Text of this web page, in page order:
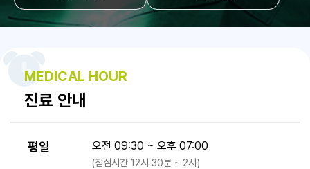
MEDICAL HOUR
진료 안내
평일 오전 09:30 ~ 오후 07:00
(점심시간 12시 30분 ~ 2시)